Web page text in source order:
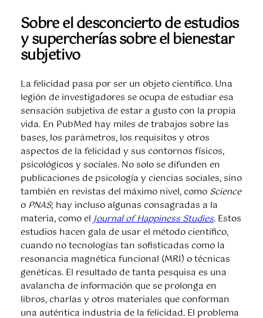
Sobre el desconcierto de estudios
y supercherías sobre el bienestar
subjetivo
La felicidad pasa por ser un objeto científico. Una
legión de investigadores se ocupa de estudiar esa
sensación subjetiva de estar a gusto con la propia
vida. En PubMed hay miles de trabajos sobre las
bases, los parámetros, los requisitos y otros
aspectos de la felicidad y sus contornos físicos,
psicológicos y sociales. No solo se difunden en
publicaciones de psicología y ciencias sociales, sino
también en revistas del máximo nivel, como Science
o PNAS; hay incluso algunas consagradas a la
materia, como el Journal of Happiness Studies. Estos
estudios hacen gala de usar el método científico,
cuando no tecnologías tan sofisticadas como la
resonancia magnética funcional (MRI) o técnicas
genéticas. El resultado de tanta pesquisa es una
avalancha de información que se prolonga en
libros, charlas y otros materiales que conforman
una auténtica industria de la felicidad. El problema